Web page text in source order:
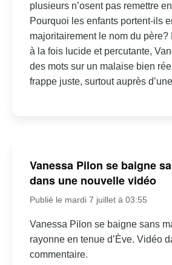
plusieurs n’osent pas remettre
Pourquoi les enfants portent-ils
majoritairement le nom du père?
à la fois lucide et percutante,
des mots sur un malaise bien
frappe juste, surtout auprès
Vanessa Pilon se baigne
dans une nouvelle vidéo
Publié le mardi 7 juillet à 03:55
Vanessa Pilon se baigne sans
rayonne en tenue d’Ève. Vidéo
commentaire.